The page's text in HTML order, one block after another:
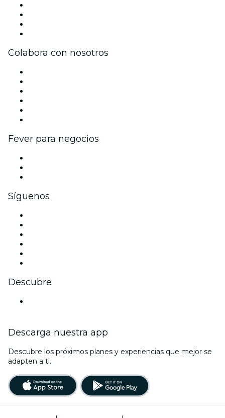
Colabora con nosotros
Fever para negocios
Síguenos
Descubre
Descarga nuestra app
Descubre los próximos planes y experiencias que mejor se
adapten a ti.